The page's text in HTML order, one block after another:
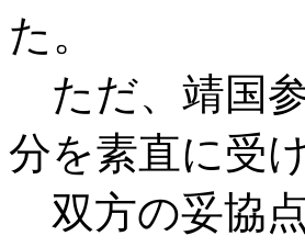
た。
ただ、靖国
分を素直に受
双方の妥協